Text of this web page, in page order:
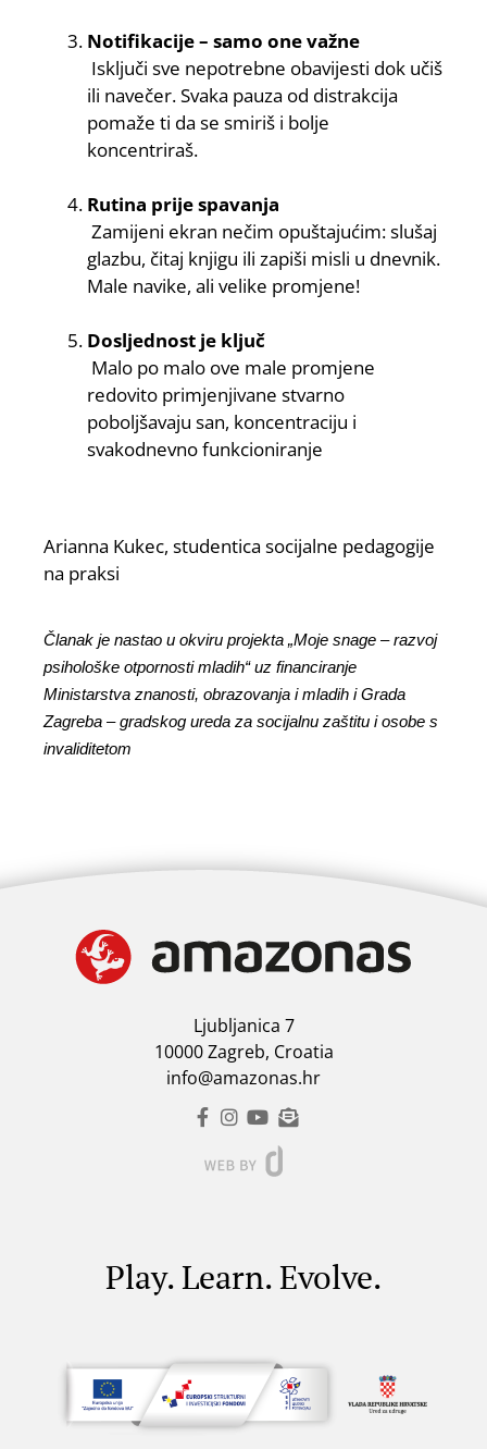
Notifikacije – samo one važne
Isključi sve nepotrebne obavijesti dok učiš
ili navečer. Svaka pauza od distrakcija
pomaže ti da se smiriš i bolje
koncentriraš.
Rutina prije spavanja
Zamijeni ekran nečim opuštajućim: slušaj
glazbu, čitaj knjigu ili zapiši misli u dnevnik.
Male navike, ali velike promjene!
Dosljednost je ključ
Malo po malo ove male promjene
redovito primjenjivane stvarno
poboljšavaju san, koncentraciju i
svakodnevno funkcioniranje
Arianna Kukec, studentica socijalne pedagogije
na praksi
Članak je nastao u okviru projekta „Moje snage – razvoj
psihološke otpornosti mladih“ uz financiranje
Ministarstva znanosti, obrazovanja i mladih i Grada
Zagreba – gradskog ureda za socijalnu zaštitu i osobe s
invaliditetom
Ljubljanica 7
10000 Zagreb, Croatia
info@amazonas.hr
Play. Learn. Evolve.